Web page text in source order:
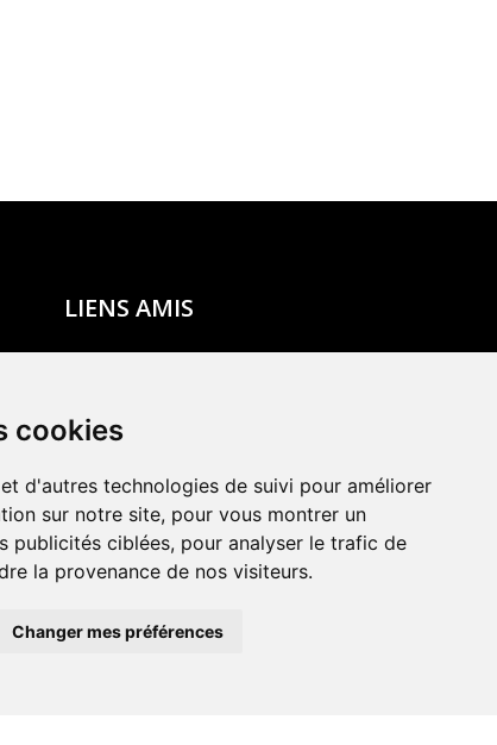
cookies
d'autres technologies de suivi pour améliorer
sur notre site, pour vous montrer un
publicités ciblées, pour analyser le trafic de
la provenance de nos visiteurs.
Changer mes préférences
LIENS AMIS